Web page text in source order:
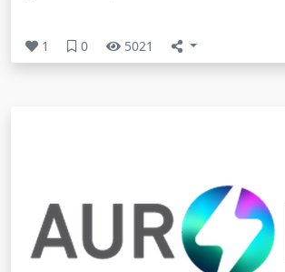
1 0 5021